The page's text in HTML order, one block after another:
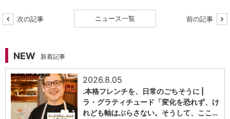
次の記事 ニュース一覧 前の記事
NEW 新着記事
1
2026.8.05
.本格フレンチを、日常のごちそうに |
ラ・グラティチュード「変化を恐れず、け
れども軸はぶらさない。そうして、ここ…